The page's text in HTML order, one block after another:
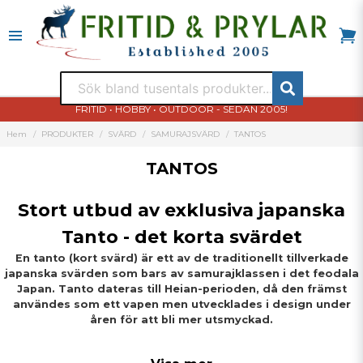
FRITID • HOBBY • OUTDOOR - SEDAN 2005!
Hem PRODUKTER SVÄRD SAMURAJSVÄRD TANTOS
TANTOS
Stort utbud av exklusiva japanska
Tanto - det korta svärdet
En tanto (kort svärd) är ett av de traditionellt tillverkade
japanska svärden som bars av samurajklassen i det feodala
Japan. Tanto dateras till Heian-perioden, då den främst
användes som ett vapen men utvecklades i design under
åren för att bli mer utsmyckad.